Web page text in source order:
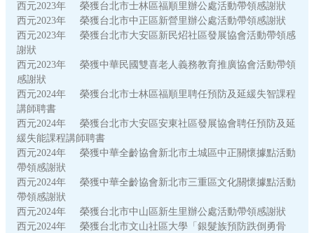
西元2023年 榮獲台北市士林區福順里辦公處活動帶領感謝狀
西元2023年 榮獲台北市中正區新營里辦公處活動帶領感謝狀
西元2023年 榮獲台北市大安區新民炤社區發展協會活動帶領感
謝狀
西元2023年 榮獲中華民國雙喜老人義務教育推廣協會活動帶領
感謝狀
西元2024年 榮獲台北市士林區福順里聘任預防及延緩失智課程
講師聘書
西元2024年 榮獲台北市大安區安東社區發展協會聘任預防及延
緩失能課程講師聘書
西元2024年 榮獲中華全齡協會新北市土城區中正關懷據點活動
帶領感謝狀
西元2024年 榮獲中華全齡協會新北市三重區文化關懷據點活動
帶領感謝狀
西元2024年 榮獲台北市中山區新生里辦公處活動帶領感謝狀
西元2024年 榮獲台北市文山社區大學「銀髮族預防跌倒勇骨